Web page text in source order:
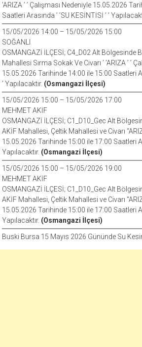
’ARIZA ’ ’ Çalışması Nedeniyle 15.05.2026
Saatleri Arasında ’ ’SU KESİNTİSİ ’ ’
15/05/2026 14:00 – 15/05/2026 15:00
SOĞANLI
OSMANGAZİ İLÇESİ; C4_D02 Alt Bölgesinde
Mahallesi Sırma Sokak Ve Civarı ’ ’ARIZA ’ ’
15.05.2026 Tarihinde 14:00 ile 15:00 Saatleri
’ Yapılacaktır. (Osmangazi İlçesi)
15/05/2026 15:00 – 15/05/2026 17:00
MEHMET AKİF
OSMANGAZİ İLÇESİ; C1_D10_Gec Alt
AKİF Mahallesi, Çeltik Mahallesi ve Civarı
15.05.2026 Tarihinde 15:00 ile 17:00 Saatleri
Yapılacaktır. (Osmangazi İlçesi)
15/05/2026 15:00 – 15/05/2026 19:00
MEHMET AKİF
OSMANGAZİ İLÇESİ; C1_D10_Gec Alt
AKİF Mahallesi, Çeltik Mahallesi ve Civarı
15.05.2026 Tarihinde 15:00 ile 17:00 Saatleri
Yapılacaktır. (Osmangazi İlçesi)
Buski Bursa 15 Mayıs 2026 Gününde Su